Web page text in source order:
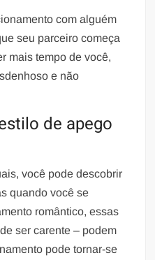
com alguém
seu parceiro começa
mais tempo de você,
e não
de apego
você pode descobrir
quando você se
romântico, essas
ser carente – podem
pode tornar-se